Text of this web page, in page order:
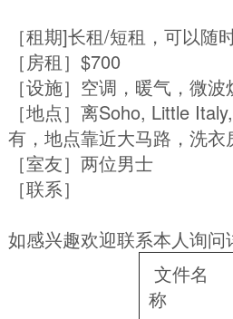
［租期]长租/短租，可以随
［房租］$700
［设施］空调，暖气，微
［地点］离Soho, Little
有，地点靠近大马路，洗衣
［室友］两位男士
［联系］
如感兴趣欢迎联系本人询问
文件名
称